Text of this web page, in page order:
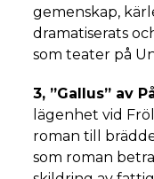
gemenskap,
dramatiserats
som teater på
3, ”Gallus” av
lägenhet vid
roman till
som roman